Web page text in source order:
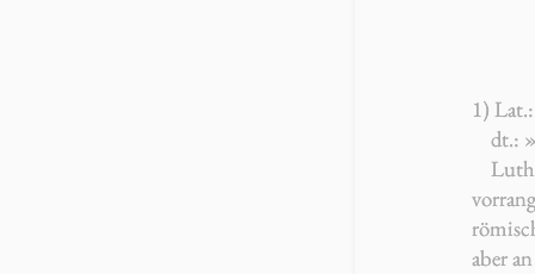
1)
dt.:
aber